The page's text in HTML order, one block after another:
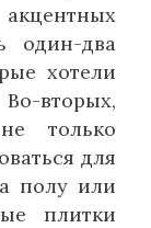
один-два
хотели
вторых,
только
для
полу или
плитки